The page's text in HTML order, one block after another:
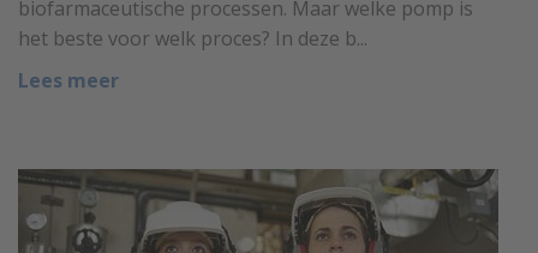
biofarmaceutische processen. Maar welke pomp is
het beste voor welk proces? In deze b...
Lees meer